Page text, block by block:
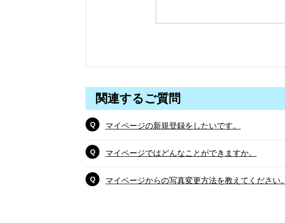
関連するご質問
マイページの新規登録をしたいです。
マイページではどんなことができますか。
マイページからの写真変更方法を教えてください。